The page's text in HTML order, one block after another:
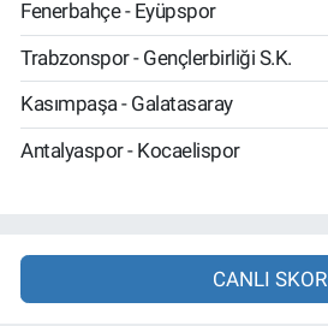
Fenerbahçe - Eyüpspor
Trabzonspor - Gençlerbirliği S.K.
Kasımpaşa - Galatasaray
Antalyaspor - Kocaelispor
CANLI SKOR